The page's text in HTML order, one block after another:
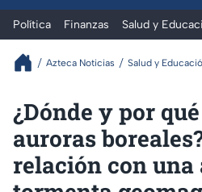
Política Finanzas Salud y
Azteca Noticias Salud y
¿Dónde y por
auroras
relación con una